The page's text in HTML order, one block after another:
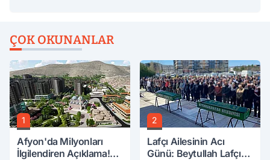
ÇOK OKUNANLAR
1
Afyon'da Milyonları
İlgilendiren Açıklama!
2
Lafçı Ailesinin Acı
Günü: Beytullah Lafçı